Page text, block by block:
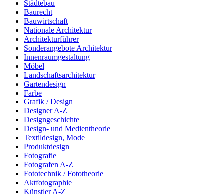
Städtebau
Baurecht
Bauwirtschaft
Nationale Architektur
Architekturführer
Sonderangebote Architektur
Innenraumgestaltung
Möbel
Landschaftsarchitektur
Gartendesign
Farbe
Grafik / Design
Designer A-Z
Designgeschichte
Design- und Medientheorie
Textildesign, Mode
Produktdesign
Fotografie
Fotografen A-Z
Fototechnik / Fototheorie
Aktfotographie
Künstler A-Z